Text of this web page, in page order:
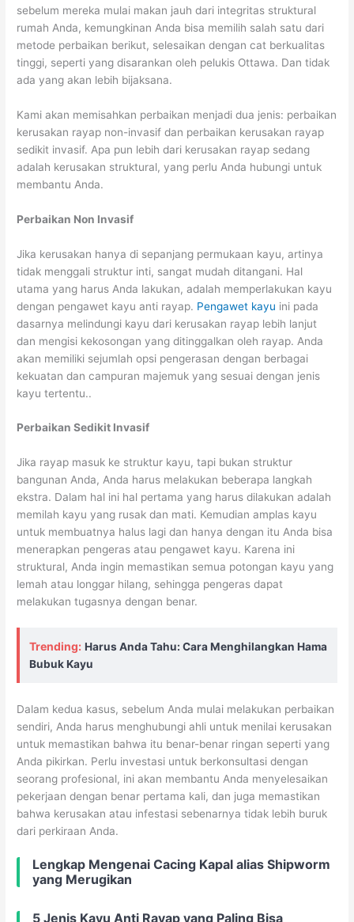
sebelum mereka mulai makan jauh dari integritas struktural
rumah Anda, kemungkinan Anda bisa memilih salah satu dari
metode perbaikan berikut, selesaikan dengan cat berkualitas
tinggi, seperti yang disarankan oleh pelukis Ottawa. Dan tidak
ada yang akan lebih bijaksana.
Kami akan memisahkan perbaikan menjadi dua jenis: perbaikan
kerusakan rayap non-invasif dan perbaikan kerusakan rayap
sedikit invasif. Apa pun lebih dari kerusakan rayap sedang
adalah kerusakan struktural, yang perlu Anda hubungi untuk
membantu Anda.
Perbaikan Non Invasif
Jika kerusakan hanya di sepanjang permukaan kayu, artinya
tidak menggali struktur inti, sangat mudah ditangani. Hal
utama yang harus Anda lakukan, adalah memperlakukan kayu
dengan pengawet kayu anti rayap. Pengawet kayu ini pada
dasarnya melindungi kayu dari kerusakan rayap lebih lanjut
dan mengisi kekosongan yang ditinggalkan oleh rayap. Anda
akan memiliki sejumlah opsi pengerasan dengan berbagai
kekuatan dan campuran majemuk yang sesuai dengan jenis
kayu tertentu..
Perbaikan Sedikit Invasif
Jika rayap masuk ke struktur kayu, tapi bukan struktur
bangunan Anda, Anda harus melakukan beberapa langkah
ekstra. Dalam hal ini hal pertama yang harus dilakukan adalah
memilah kayu yang rusak dan mati. Kemudian amplas kayu
untuk membuatnya halus lagi dan hanya dengan itu Anda bisa
menerapkan pengeras atau pengawet kayu. Karena ini
struktural, Anda ingin memastikan semua potongan kayu yang
lemah atau longgar hilang, sehingga pengeras dapat
melakukan tugasnya dengan benar.
Trending: Harus Anda Tahu: Cara Menghilangkan Hama
Bubuk Kayu
Dalam kedua kasus, sebelum Anda mulai melakukan perbaikan
sendiri, Anda harus menghubungi ahli untuk menilai kerusakan
untuk memastikan bahwa itu benar-benar ringan seperti yang
Anda pikirkan. Perlu investasi untuk berkonsultasi dengan
seorang profesional, ini akan membantu Anda menyelesaikan
pekerjaan dengan benar pertama kali, dan juga memastikan
bahwa kerusakan atau infestasi sebenarnya tidak lebih buruk
dari perkiraan Anda.
Lengkap Mengenai Cacing Kapal alias Shipworm
yang Merugikan
5 Jenis Kayu Anti Rayap yang Paling Bisa